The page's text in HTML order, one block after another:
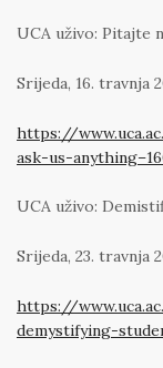
UCA uživo: Pitajte
Srijeda, 16. travnja
https://
ask-us-
UCA uživo:
Srijeda, 23. travnja
https://
demystifying-